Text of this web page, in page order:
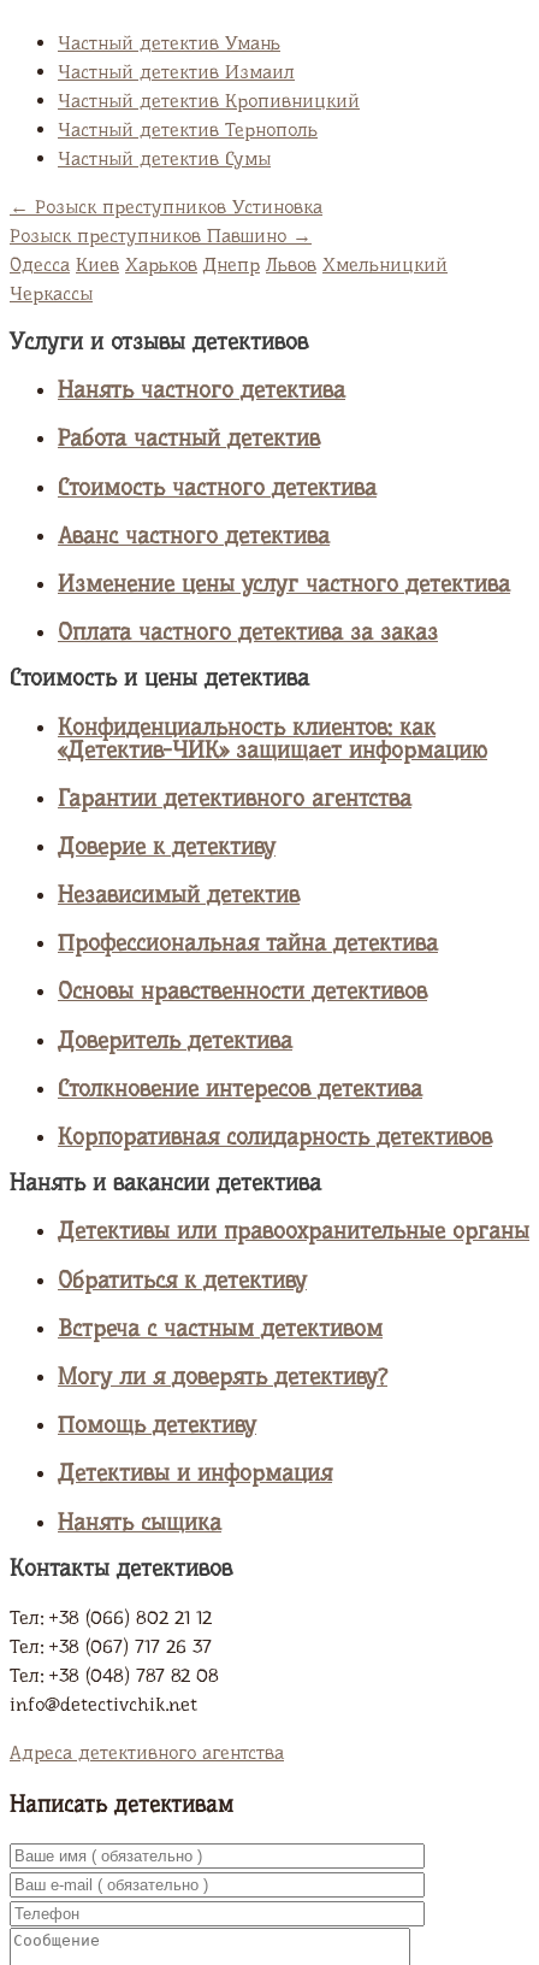
Частный детектив Умань
Частный детектив Измаил
Частный детектив Кропивницкий
Частный детектив Тернополь
Частный детектив Сумы
← Розыск преступников Устиновка
Розыск преступников Павшино →
Одесса Киев Харьков Днепр Львов Хмельницкий
Черкассы
Услуги и отзывы детективов
Нанять частного детектива
Работа частный детектив
Стоимость частного детектива
Аванс частного детектива
Изменение цены услуг частного детектива
Оплата частного детектива за заказ
Стоимость и цены детектива
Конфиденциальность клиентов: как
«Детектив-ЧИК» защищает информацию
Гарантии детективного агентства
Доверие к детективу
Независимый детектив
Профессиональная тайна детектива
Основы нравственности детективов
Доверитель детектива
Столкновение интересов детектива
Корпоративная солидарность детективов
Нанять и вакансии детектива
Детективы или правоохранительные органы
Обратиться к детективу
Встреча с частным детективом
Могу ли я доверять детективу?
Помощь детективу
Детективы и информация
Нанять сыщика
Контакты детективов
Тел: +38 (066) 802 21 12
Тел: +38 (067) 717 26 37
Тел: +38 (048) 787 82 08
info@detectivchik.net
Адреса детективного агентства
Написать детективам